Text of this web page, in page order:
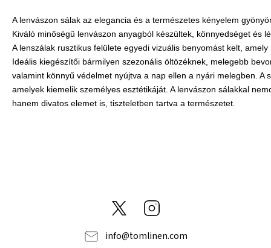
A lenvászon sálak az elegancia és a természetes kényelem
Kiváló minőségű lenvászon anyagból készültek, könnyedséget és
A lenszálak rusztikus felülete egyedi vizuális benyomást kelt,
Ideális kiegészítői bármilyen szezonális öltözéknek, melegebb
valamint könnyű védelmet nyújtva a nap ellen a nyári melegben.
amelyek kiemelik személyes esztétikáját. A lenvászon sálakkal
hanem divatos elemet is, tiszteletben tartva a természetet.
@tom_linen
info@tomlinen.com